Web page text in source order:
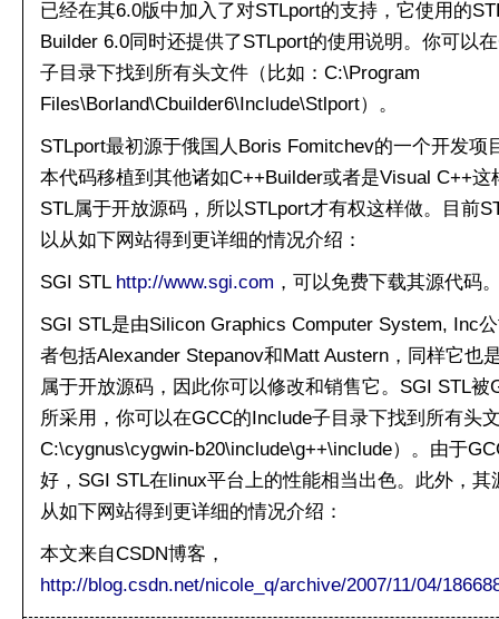
已经在其6.0版中加入了对STLport的支持，它使用的
Builder 6.0同时还提供了STLport的使用说明。你可以
子目录下找到所有头文件（比如：C:\Program
Files\Borland\Cbuilder6\Include\Stlport）。
STLport最初源于俄国人Boris Fomitchev的一个开发项
本代码移植到其他诸如C++Builder或者是Visual C++
STL属于开放源码，所以STLport才有权这样做。目前
以从如下网站得到更详细的情况介绍：
SGI STL http://www.sgi.com ，可以免费下载其源代码
SGI STL是由Silicon Graphics Computer System, Inc
者包括Alexander Stepanov和Matt Austern，同样它也
属于开放源码，因此你可以修改和销售它。SGI STL
所采用，你可以在GCC的Include子目录下找到所有头
C:\cygnus\cygwin-b20\include\g++\include）。由于
好，SGI STL在linux平台上的性能相当出色。此外，
从如下网站得到更详细的情况介绍：
本文来自CSDN博客，
http://blog.csdn.net/nicole_q/archive/2007/11/04/